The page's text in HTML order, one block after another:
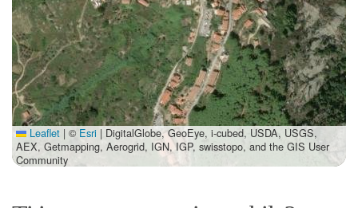
Leaflet | © Esri | DigitalGlobe, GeoEye, i-cubed, USDA, USGS,
AEX, Getmapping, Aerogrid, IGN, IGP, swisstopo, and the GIS User
Community